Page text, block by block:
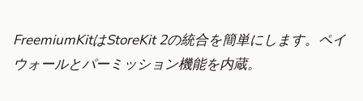
FreemiumKitはStoreKit 2の統合を簡単にします。ペイ
ウォールとパーミッション機能を内蔵。